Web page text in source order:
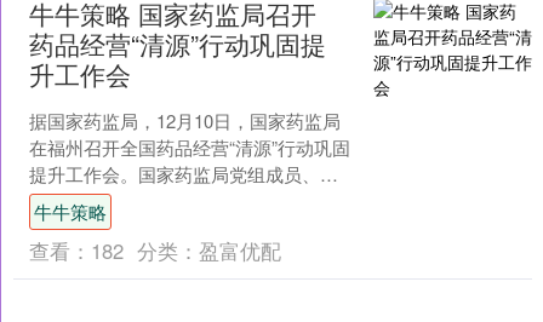
牛牛策略 国家药监局召开
药品经营“清源”行动巩固提
升工作会
据国家药监局，12月10日，国家药监局
在福州召开全国药品经营“清源”行动巩固
提升工作会。国家药监局党组成员、副
局长黄果出席会议并讲话。 今年以来，
各地药品监管部....
牛牛策略
查看： 182 分类： 盈富优配